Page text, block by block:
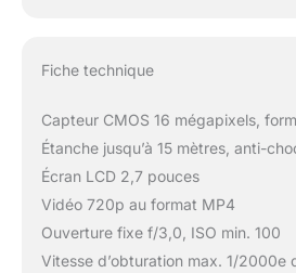
Fiche technique
Capteur CMOS 16 mégapixels,
Étanche jusqu’à 15 mètres, anti-
Écran LCD 2,7 pouces
Vidéo 720p au format MP4
Ouverture fixe f/3,0, ISO min. 100
Vitesse d’obturation max. 1/2000e